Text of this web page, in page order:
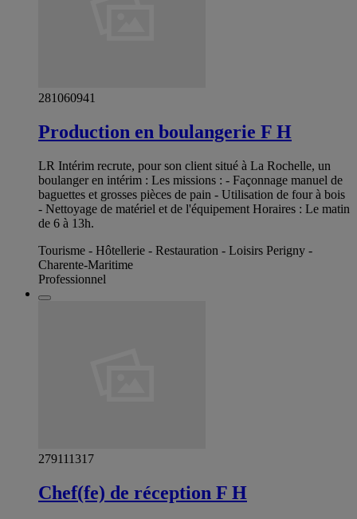
281060941
Production en boulangerie F H
LR Intérim recrute, pour son client situé à La Rochelle, un
boulanger en intérim : Les missions : - Façonnage manuel de
baguettes et grosses pièces de pain - Utilisation de four à bois
- Nettoyage de matériel et de l'équipement Horaires : Le matin
de 6 à 13h.
Tourisme - Hôtellerie - Restauration - Loisirs Perigny -
Charente-Maritime
Professionnel
279111317
Chef(fe) de réception F H